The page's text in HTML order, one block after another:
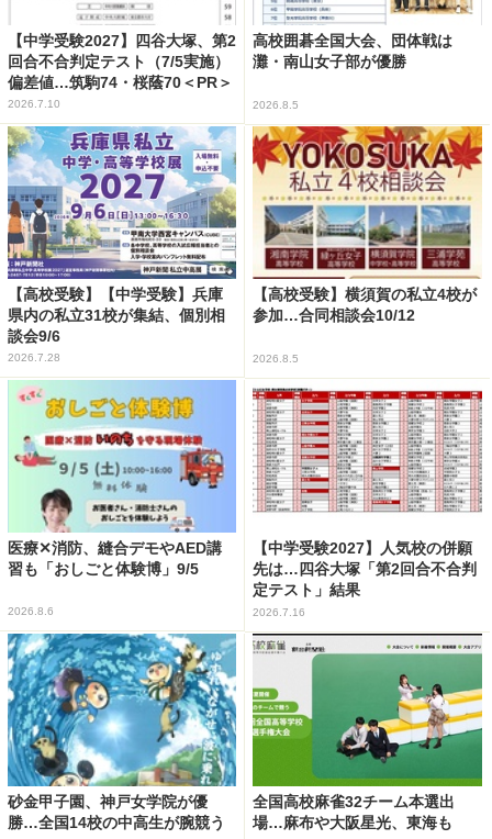
【中学受験2027】四谷大塚、第2
回合不合判定テスト（7/5実施）
偏差値…筑駒74・桜蔭70＜PR＞
2026.7.10
高校囲碁全国大会、団体戦は
灘・南山女子部が優勝
2026.8.5
【高校受験】【中学受験】兵庫
県内の私立31校が集結、個別相
談会9/6
2026.7.28
【高校受験】横須賀の私立4校が
参加…合同相談会10/12
2026.8.5
医療✕消防、縫合デモやAED講
習も「おしごと体験博」9/5
2026.8.6
【中学受験2027】人気校の併願
先は…四谷大塚「第2回合不合判
定テスト」結果
2026.7.16
砂金甲子園、神戸女学院が優
勝…全国14校の中高生が腕競う
全国高校麻雀32チーム本選出
場…麻布や大阪星光、東海も